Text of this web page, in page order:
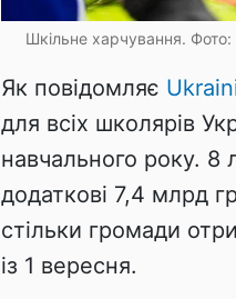
Шкільне харчування. Фото:
Як повідомляє
для всіх школярів
навчального року. 8
додаткові 7,4 млрд
стільки громади
із 1 вересня.